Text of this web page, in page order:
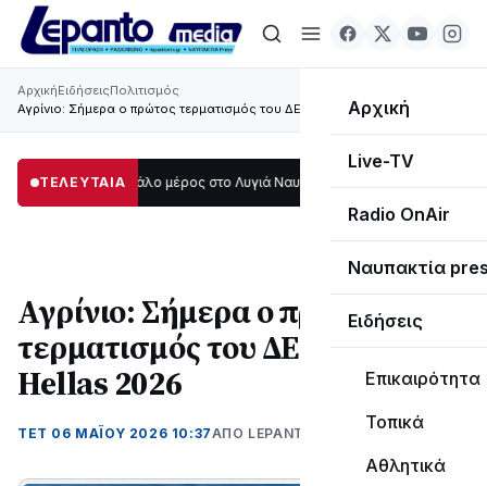
Αρχική
Live-TV
Radio OnAir
Ναυπακτία
Ειδήσεις
Επικαιρότητα
Τοπικά
Αθλητικά
ΑρχικήΕιδήσειςΠολιτισμός
Αγρίνιο: Σήμερα ο πρώτος τερματισμός του ΔΕΗ Tour of Hellas 2026
ΤΕΛΕΥΤΑΙΑ
μεγάλο μέρος στο Λυγιά Ναυπάκτου12:08
Αγρίνιο: Σήμερα ο πρώτος
τερματισμός του ΔΕΗ Tour of
Hellas 2026
ΤΕΤ 06 ΜΑΪΟΥ 2026 10:37ΑΠΌ LEPANTO RTV